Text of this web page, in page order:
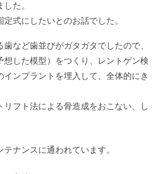
た。
式にしたいとのお話でした。
など歯並びがガタガタでしたので、
した模型）をつくり、レントゲン検
ンプラントを埋入して、全体的にき
フト法による骨造成をおこない、し
ナンスに通われています。